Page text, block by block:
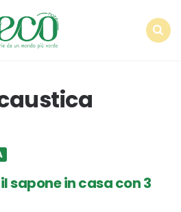
sapone in casa con 3